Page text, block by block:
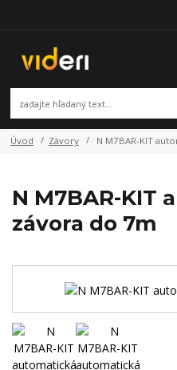
Úvod Závory N M7BAR-KIT
N M7BAR-KIT
závora do 7m